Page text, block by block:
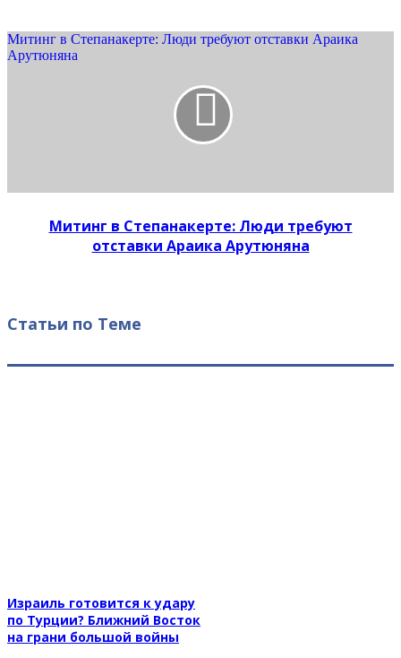
Митинг в Степанакерте: Люди требуют отставки Араика
Арутюняна
Митинг в Степанакерте: Люди требуют
отставки Араика Арутюняна
Статьи по Теме
Израиль готовится к удару
по Турции? Ближний Восток
на грани большой войны